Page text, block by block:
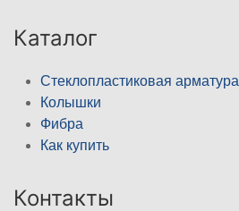
Каталог
Стеклопластиковая арматура
Колышки
Фибра
Как купить
Контакты